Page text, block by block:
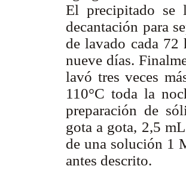
El precipitado se
decantación para
de lavado cada 72
nueve días.
lavó tres veces
110°C toda la
preparación de
gota a gota, 2,5
de una solución 1
antes descrito.